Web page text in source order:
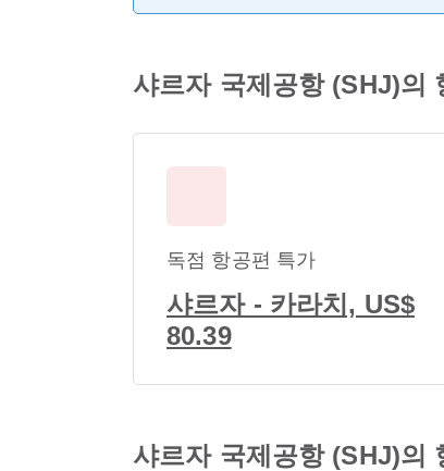
샤르자 국제공항 (SHJ)의
독점 항공편 특가
샤르자 - 카라치, US$
80.39
샤르자 국제공항 (SHJ)의